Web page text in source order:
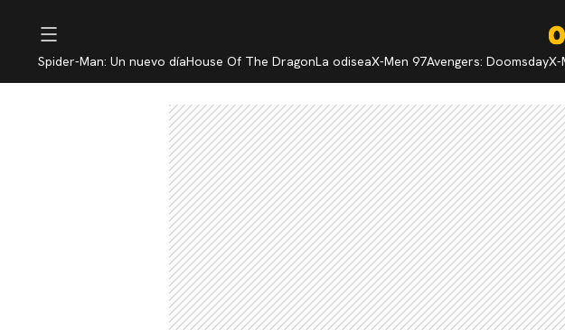
Spider-Man: Un nuevo díaHouse Of The DragonLa odiseaX-Men 97Avengers: DoomsdayX-